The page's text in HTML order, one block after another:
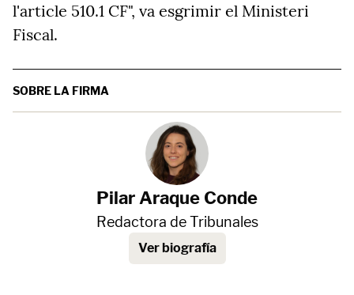
l'article 510.1 CF", va esgrimir el Ministeri
Fiscal.
SOBRE LA FIRMA
Pilar Araque Conde
Redactora de Tribunales
Ver biografía